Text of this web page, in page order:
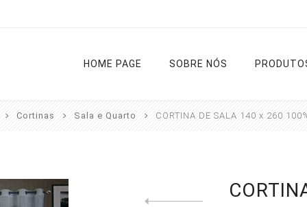
HOME PAGE SOBRE NÓS
Cortinas Varões Estores Tapetes
Cortinas Sala e Quarto CORTINA DE SALA 140 x 260